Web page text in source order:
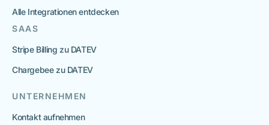
Alle Integrationen entdecken
SAAS
Stripe Billing zu DATEV
Chargebee zu DATEV
UNTERNEHMEN
Kontakt aufnehmen